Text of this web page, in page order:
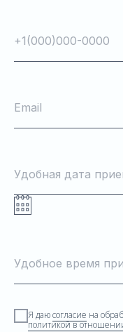
+1(000)000-0000
Email
Удобная дата
Удобное время
Я даюсогласие на
политикой в